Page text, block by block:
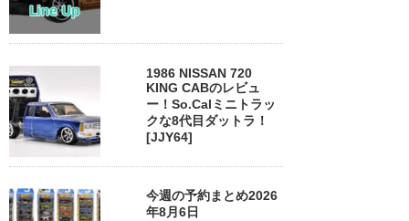
1986 NISSAN 720
KING CABのレビュ
ー！So.Calミニトラッ
クな8代目ダットラ！
[JJY64]
今週の予約まとめ2026
年8月6日